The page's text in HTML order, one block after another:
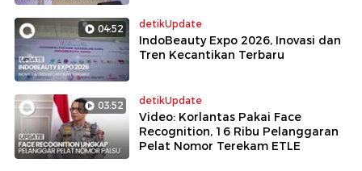
04:52 detikUpdate
IndoBeauty Expo 2026, Inovasi dan
Tren Kecantikan Terbaru
03:52 detikUpdate
Video: Korlantas Pakai Face
Recognition, 16 Ribu Pelanggaran
Pelat Nomor Terekam ETLE